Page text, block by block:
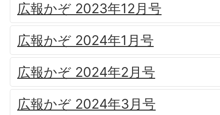
広報かぞ 2023年12月号
広報かぞ 2024年1月号
広報かぞ 2024年2月号
広報かぞ 2024年3月号